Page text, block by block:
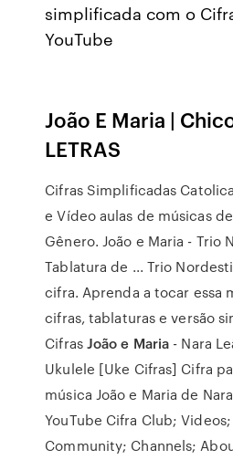
simplificada com o
YouTube
João E Maria |
LETRAS
Cifras Simplificadas
e Vídeo aulas de músicas
Gênero. João e Maria - Trio
Tablatura de ... Trio
cifra. Aprenda a tocar essa
cifras, tablaturas e versão
CifrasJoão e Maria - Nara
Ukulele [Uke Cifras] Cifra
música João e Maria de
YouTube Cifra Club;
Community; Channels;